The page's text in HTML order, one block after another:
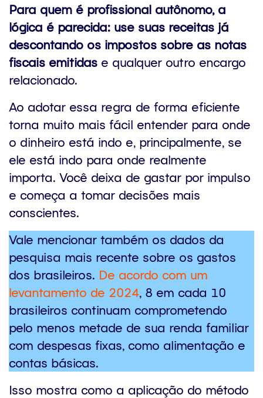
Para quem é profissional autônomo, a
lógica é parecida: use suas receitas já
descontando os impostos sobre as notas
fiscais emitidas e qualquer outro encargo
relacionado.
Ao adotar essa regra de forma eficiente
torna muito mais fácil entender para onde
o dinheiro está indo e, principalmente, se
ele está indo para onde realmente
importa. Você deixa de gastar por impulso
e começa a tomar decisões mais
conscientes.
Vale mencionar também os dados da
pesquisa mais recente sobre os gastos
dos brasileiros. De acordo com um
levantamento de 2024, 8 em cada 10
brasileiros continuam comprometendo
pelo menos metade de sua renda familiar
com despesas fixas, como alimentação e
contas básicas​.
Isso mostra como a aplicação do método